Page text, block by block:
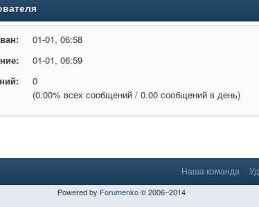
01-01, 06:58
01-01, 06:59
0
(0.00% всех сообщений / 0.00 сообщений в день)
Наша команда
Powered by Forumenko© 2006–2014